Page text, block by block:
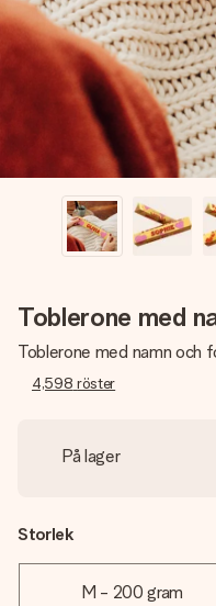
namn, ditt foto eller ett
hennes hjärta. Inget
Toblerone med
Toblerone med namn och
4,598 röster
På lager
Storlek
M - 200 gram